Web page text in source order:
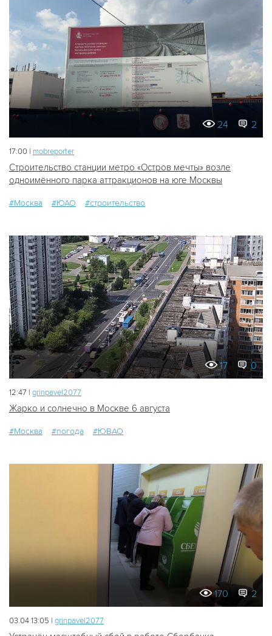
24 2
17:00 | mobreporter
Строительство станции метро «Остров мечты» возле
одноимённого парка аттракционов на юге Москвы
#Москва #ЮАО #строительство
17 0
12:47 | grinpavel2077
Жарко и солнечно в Москве 6 августа
#Москва #погода #ЮВАО
170 2
03.04 13:05 | grinpavel2077